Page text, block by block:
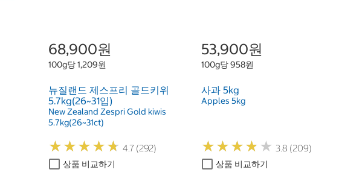
68,900원
100g당 1,209원
뉴질랜드 제스프리 골드키위
5.7kg(26~31입)
New Zealand Zespri Gold kiwis
5.7kg(26~31ct)
★★★★★
★★★★★ 4.7 (292)
상품 비교하기
53,900원
100g당 958원
사과 5kg
Apples 5kg
★★★★ ★
★★★★ ★ 3.8 (209)
상품 비교하기